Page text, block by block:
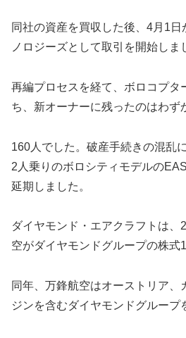
同社の資産を買収した後、4月1日
ノロジーズとして取引を開始しま
再編プロセスを経て、ボロコプタ
ち、新オーナーに残ったのはわず
160人でした。破産手続きの混乱
2人乗りのボロシティモデルの
延期しました。
ダイヤモンド・エアクラフトは、
空がダイヤモンドグループの株式
同年、万鋒航空はオーストリア、
ジンを含むダイヤモンドグループ